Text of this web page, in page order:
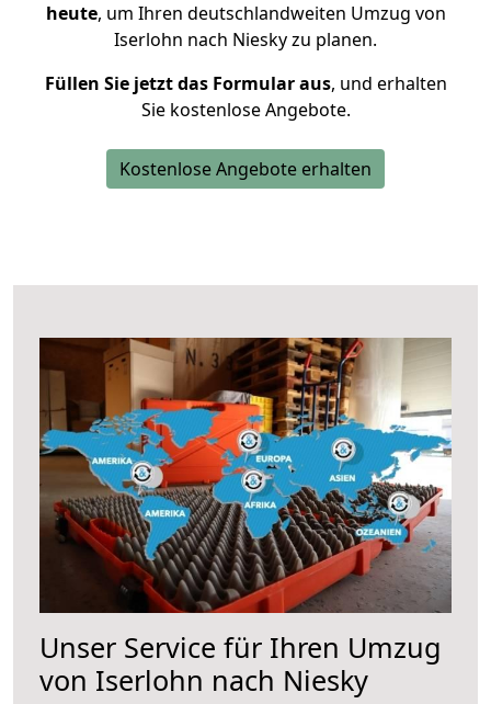
heute, um Ihren deutschlandweiten Umzug von
Iserlohn nach Niesky zu planen.
Füllen Sie jetzt das Formular aus, und erhalten
Sie kostenlose Angebote.
Kostenlose Angebote erhalten
Unser Service für Ihren Umzug
von Iserlohn nach Niesky